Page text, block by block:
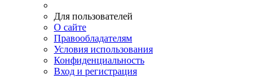
Для пользователей
О сайте
Правообладателям
Условия использования
Конфиденциальность
Вход и регистрация